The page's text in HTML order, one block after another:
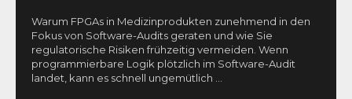
Warum FPGAs in Medizinprodukten zunehmend in den
Fokus von Software-Audits geraten und wie Sie
regulatorische Risiken frühzeitig vermeiden. Wenn
programmierbare Logik plötzlich im Software-Audit
landet, kann es schnell ungemütlich